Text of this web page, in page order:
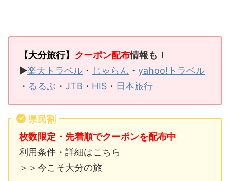
【大分旅行】 クーポン配布情報も！
▶楽天トラベル ・ じゃらん ・ yahoo!トラベル
・ るるぶ ・ JTB ・ HIS ・ 日本旅行
県民割
枚数限定・先着順でクーポンを配布中
利用条件・詳細はこちら
＞＞今こそ大分の旅